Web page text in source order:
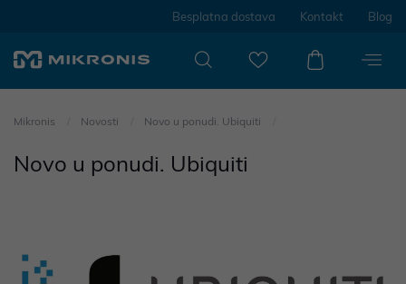
Besplatna dostava Kontakt Blog
Mikronis Novosti Novo u ponudi. Ubiquiti
Novo u ponudi. Ubiquiti